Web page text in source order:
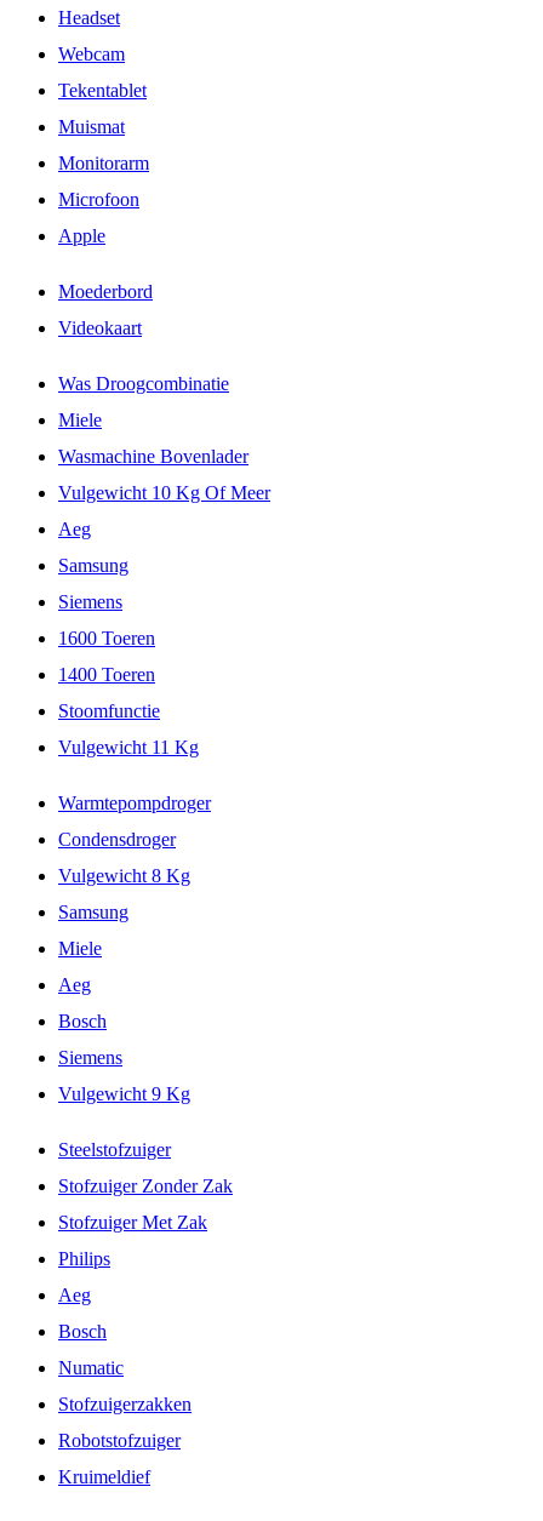
Headset
Webcam
Tekentablet
Muismat
Monitorarm
Microfoon
Apple
Moederbord
Videokaart
Was Droogcombinatie
Miele
Wasmachine Bovenlader
Vulgewicht 10 Kg Of Meer
Aeg
Samsung
Siemens
1600 Toeren
1400 Toeren
Stoomfunctie
Vulgewicht 11 Kg
Warmtepompdroger
Condensdroger
Vulgewicht 8 Kg
Samsung
Miele
Aeg
Bosch
Siemens
Vulgewicht 9 Kg
Steelstofzuiger
Stofzuiger Zonder Zak
Stofzuiger Met Zak
Philips
Aeg
Bosch
Numatic
Stofzuigerzakken
Robotstofzuiger
Kruimeldief